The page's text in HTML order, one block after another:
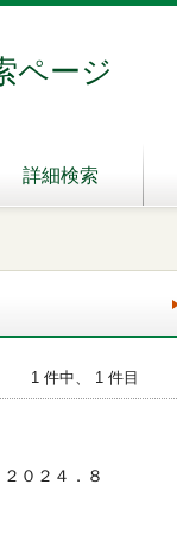
ページ
詳細検索
1 件中、 1 件目
０２４．８